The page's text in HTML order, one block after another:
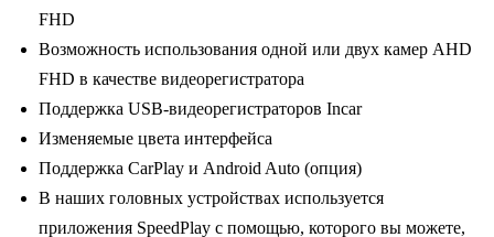
FHD
Возможность использования одной или двух камер AHD
FHD в качестве видеорегистратора
Поддержка USB-видеорегистраторов Incar
Изменяемые цвета интерфейса
Поддержка CarPlay и Android Auto (опция)
В наших головных устройствах используется
приложения SpeedPlay с помощью, которого вы можете,